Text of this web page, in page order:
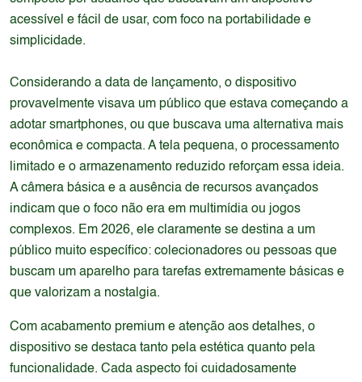
acessível e fácil de usar, com foco na portabilidade e
simplicidade.
Considerando a data de lançamento, o dispositivo
provavelmente visava um público que estava começando a
adotar smartphones, ou que buscava uma alternativa mais
econômica e compacta. A tela pequena, o processamento
limitado e o armazenamento reduzido reforçam essa ideia.
A câmera básica e a ausência de recursos avançados
indicam que o foco não era em multimídia ou jogos
complexos. Em 2026, ele claramente se destina a um
público muito específico: colecionadores ou pessoas que
buscam um aparelho para tarefas extremamente básicas e
que valorizam a nostalgia.
Com acabamento premium e atenção aos detalhes, o
dispositivo se destaca tanto pela estética quanto pela
funcionalidade. Cada aspecto foi cuidadosamente